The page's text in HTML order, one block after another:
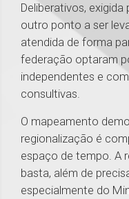
Deliberativos,
outro ponto a ser
atendida de forma
federação optaram
independentes e
consultivas.
O mapeamento
regionalização é
espaço de tempo. A
basta, além de
especialmente do